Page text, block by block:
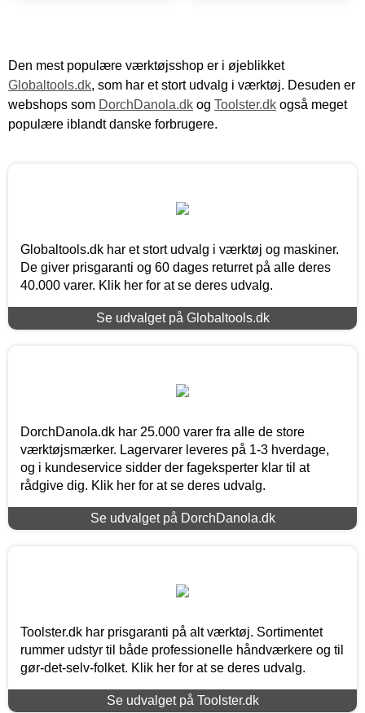
Den mest populære værktøjsshop er i øjeblikket
Globaltools.dk, som har et stort udvalg i værktøj. Desuden er
webshops som DorchDanola.dk og Toolster.dk også meget
populære iblandt danske forbrugere.
Globaltools.dk har et stort udvalg i værktøj og maskiner.
De giver prisgaranti og 60 dages returret på alle deres
40.000 varer. Klik her for at se deres udvalg.
Se udvalget på Globaltools.dk
DorchDanola.dk har 25.000 varer fra alle de store
værktøjsmærker. Lagervarer leveres på 1-3 hverdage,
og i kundeservice sidder der fageksperter klar til at
rådgive dig. Klik her for at se deres udvalg.
Se udvalget på DorchDanola.dk
Toolster.dk har prisgaranti på alt værktøj. Sortimentet
rummer udstyr til både professionelle håndværkere og til
gør-det-selv-folket. Klik her for at se deres udvalg.
Se udvalget på Toolster.dk